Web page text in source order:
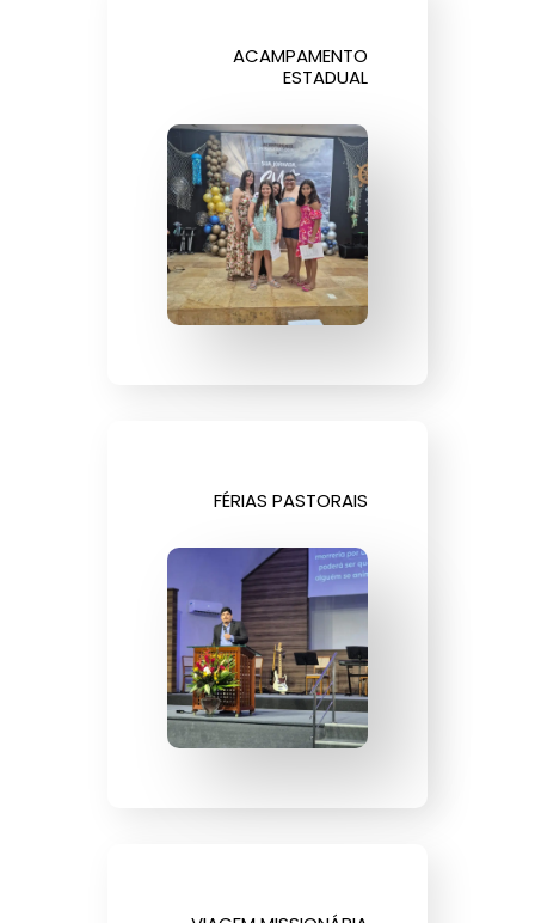
ACAMPAMENTO
ESTADUAL
FÉRIAS PASTORAIS